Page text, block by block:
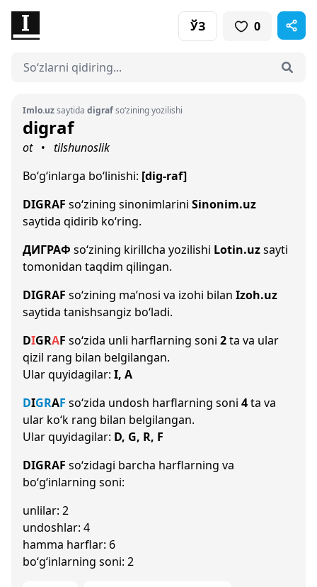
ЎЗ 0
Imlo.uzsaytida digrafso‘zining yozilishi
digraf
ot •
tilshunoslik
Bo‘g‘inlarga bo‘linishi: [dig-raf]
DIGRAF so‘zining sinonimlarini Sinonim.uz
saytida qidirib ko‘ring.
ДИГРАФ so‘zining kirillcha yozilishi Lotin.uzsayti
tomonidan taqdim qilingan.
DIGRAF so‘zining ma’nosi va izohi bilan Izoh.uz
saytida tanishsangiz bo‘ladi.
DIGRAF so‘zida unli harflarning soni 2ta va ular
qizil rang bilan belgilangan.
Ular quyidagilar: I, A
DIGRAF so‘zida undosh harflarning soni 4ta va
ular ko‘k rang bilan belgilangan.
Ular quyidagilar: D, G, R, F
DIGRAF so‘zidagi barcha harflarning va
bo‘g‘inlarning soni:
unlilar: 2
undoshlar: 4
hamma harflar: 6
bo‘g‘inlarning soni: 2